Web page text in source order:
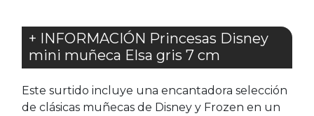
+ INFORMACIÓN Princesas Disney
mini muñeca Elsa gris 7 cm
Este surtido incluye una encantadora selección
de clásicas muñecas de Disney y Frozen en un